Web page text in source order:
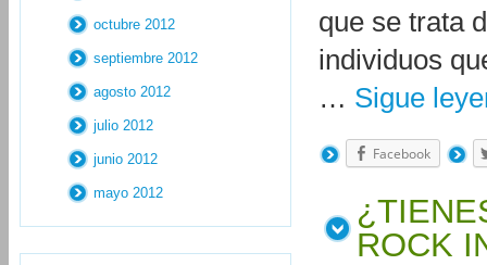
que se trata
individuos
… Sigue
Facebook
ROCK
octubre 2012
septiembre 2012
agosto 2012
julio 2012
junio 2012
mayo 2012